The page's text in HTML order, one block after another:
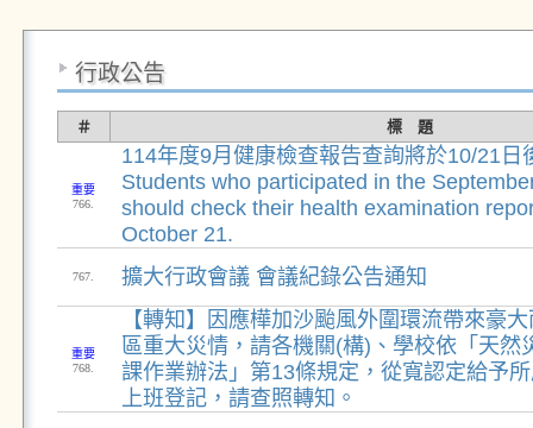
行政公告
＃ 標 題
重要
766.
114年度9月健康檢查報告查詢將於10/21日
Students who participated in the
should check their health examination
October 21.
767. 擴大行政會議 會議紀錄公告通知
重要
768.
【轉知】因應樺加沙颱風外圍環流帶來豪
區重大災情，請各機關(構)、學校依「天然
課作業辦法」第13條規定，從寬認定給予
上班登記，請查照轉知。